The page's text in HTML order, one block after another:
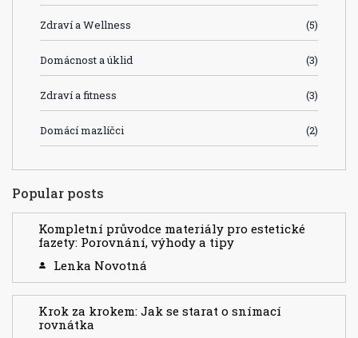
Zdraví a Wellness (5)
Domácnost a úklid (3)
Zdraví a fitness (3)
Domácí mazlíčci (2)
Popular posts
Kompletní průvodce materiály pro estetické
fazety: Porovnání, výhody a tipy
Lenka Novotná
Krok za krokem: Jak se starat o snímací
rovnátka